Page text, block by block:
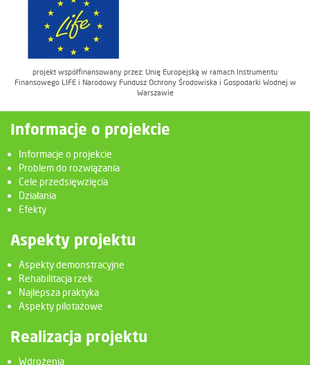
projekt współfinansowany przez: Unię Europejską w ramach Instrumentu
Finansowego LIFE i Narodowy Fundusz Ochrony Środowiska i Gospodarki Wodnej w
Warszawie
Informacje o projekcie
Informacje o projekcie
Problem do rozwiązania
Cele przedsięwzięcia
Działania
Efekty
Aspekty projektu
Aspekty demonstracyjne
Rehabilitacja rzek
Najlepsza praktyka
Aspekty pilotażowe
Realizacja projektu
Wdrożenia